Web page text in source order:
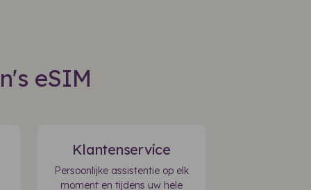
eSIM
Klantenservice
Persoonlijke assistentie op elk
moment en tijdens uw hele